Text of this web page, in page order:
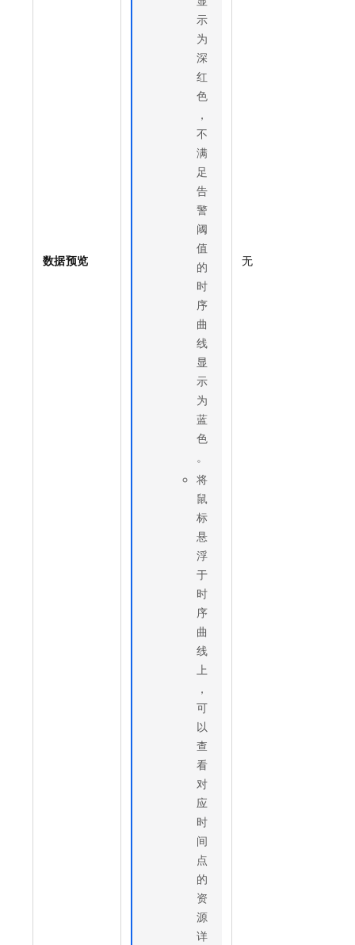
数据预览
示
为
深
红
色
，
不
满
足
告
警
阈
值
的
时
序
曲
线
显
示
为
蓝
色
。
将
鼠
标
悬
浮
于
时
序
曲
线
上
，
可
以
查
看
对
应
时
间
点
的
资
源
详
无